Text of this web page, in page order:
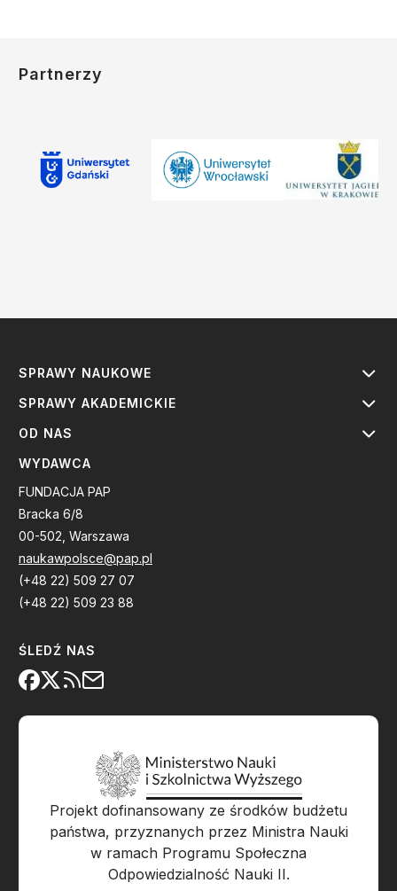
Partnerzy
SPRAWY NAUKOWE
SPRAWY AKADEMICKIE
OD NAS
WYDAWCA
FUNDACJA PAP
Bracka 6/8
00-502, Warszawa
naukawpolsce@pap.pl
(+48 22) 509 27 07
(+48 22) 509 23 88
ŚLEDŹ NAS
Projekt dofinansowany ze środków budżetu
państwa, przyznanych przez Ministra Nauki
w ramach Programu Społeczna
Odpowiedzialność Nauki II.